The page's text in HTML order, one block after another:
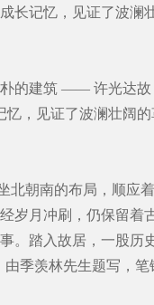
长记忆，见证了波澜
朴的建筑 —— 许光达故
忆，见证了波澜壮阔的
北朝南的布局，顺应
岁月冲刷，仍保留着
。踏入故居，一股历
季羡林先生题写，笔